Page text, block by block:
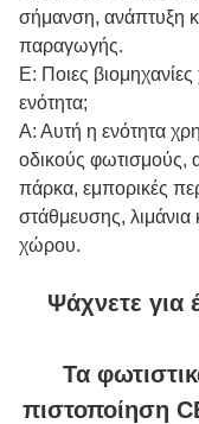
σήμανση, ανάπτυξη
παραγωγής.
Ε: Ποιες
ενότητα;
Α: Αυτή η ενότητα
οδικούς φωτισμούς,
πάρκα, εμπορικές
στάθμευσης,
χώρου.
Ψάχνετε για
Τα
πιστοποίηση